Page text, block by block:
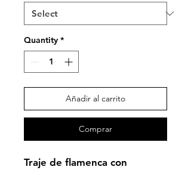
Quantity *
Añadir al carrito
Comprar
Traje de flamenca con